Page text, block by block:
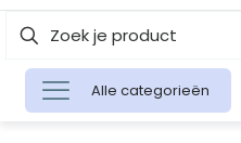
Alle categorieën